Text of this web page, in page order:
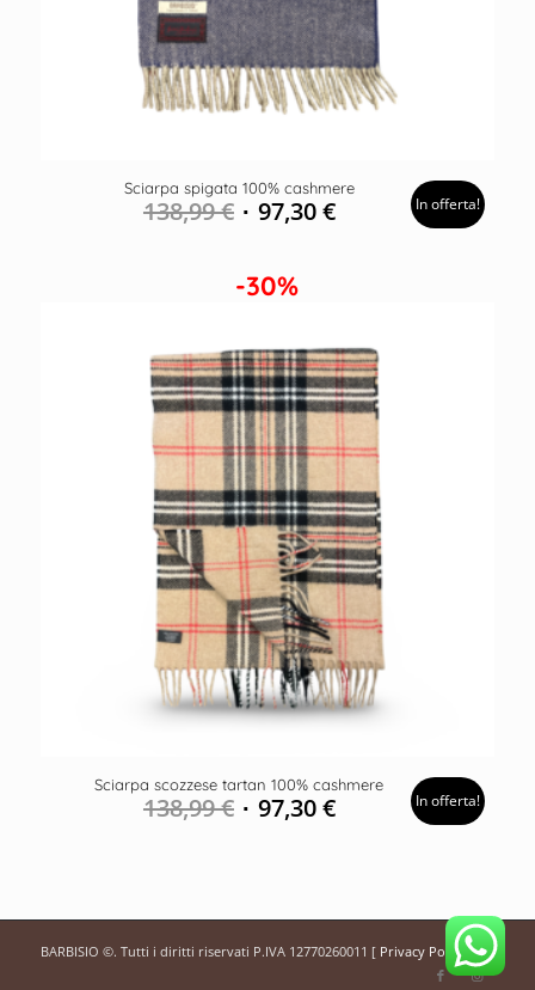
Sciarpa spigata 100% cashmere
138,99€ 97,30€ In offerta!
-30%
Sciarpa scozzese tartan 100% cashmere
138,99€ 97,30€ In offerta!
BARBISIO ©. Tutti i diritti riservati P.IVA 12770260011 [ Privacy Policy ]